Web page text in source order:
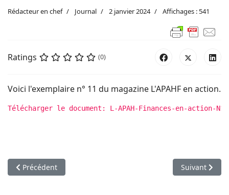
Rédacteur en chef Journal 2 janvier 2024 Affichages : 541
Ratings (0)
Voici l'exemplaire n° 11 du magazine L'APAHF en action.
Télécharger le document: L-APAH-Finances-en-action-
Article précédent : L'APAHF en action : le numéro 12
Précédent Article
Suivant